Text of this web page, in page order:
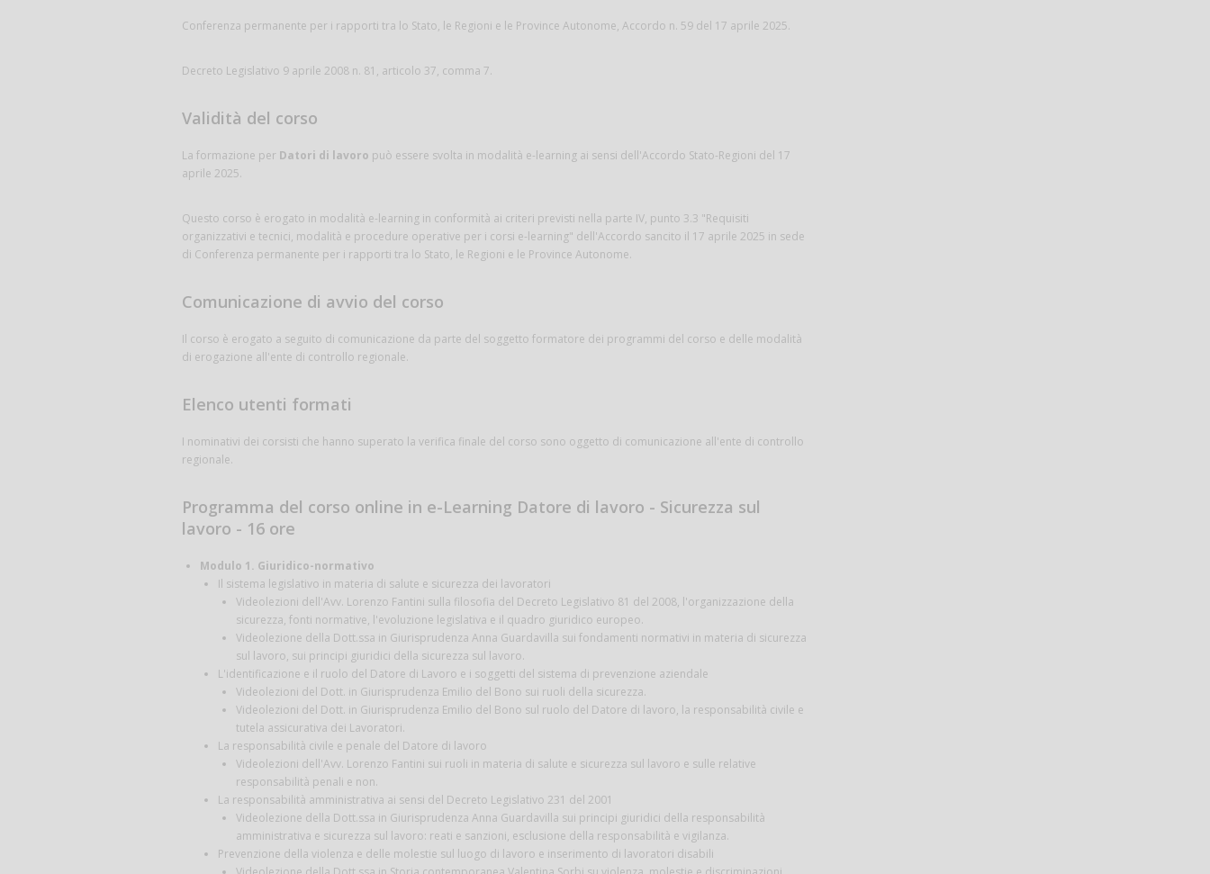
Conferenza permanente per i rapporti tra lo Stato, le Regioni e le Province Autonome, Accordo n. 59 del 17 aprile 2025.
Decreto Legislativo 9 aprile 2008 n. 81, articolo 37, comma 7.
Validità del corso
La formazione per Datori di lavoro può essere svolta in modalità e-learning ai sensi dell'Accordo Stato-Regioni del 17
aprile 2025.
Questo corso è erogato in modalità e-learning in conformità ai criteri previsti nella parte IV, punto 3.3 "Requisiti
organizzativi e tecnici, modalità e procedure operative per i corsi e-learning" dell'Accordo sancito il 17 aprile 2025 in sede
di Conferenza permanente per i rapporti tra lo Stato, le Regioni e le Province Autonome.
Comunicazione di avvio del corso
Il corso è erogato a seguito di comunicazione da parte del soggetto formatore dei programmi del corso e delle modalità
di erogazione all'ente di controllo regionale.
Elenco utenti formati
I nominativi dei corsisti che hanno superato la verifica finale del corso sono oggetto di comunicazione all'ente di controllo
regionale.
Programma del corso online in e-Learning Datore di lavoro - Sicurezza sul
lavoro - 16 ore
Modulo 1. Giuridico-normativo
Il sistema legislativo in materia di salute e sicurezza dei lavoratori
Videolezioni dell'Avv. Lorenzo Fantini sulla filosofia del Decreto Legislativo 81 del 2008, l'organizzazione della
sicurezza, fonti normative, l'evoluzione legislativa e il quadro giuridico europeo.
Videolezione della Dott.ssa in Giurisprudenza Anna Guardavilla sui fondamenti normativi in materia di sicurezza
sul lavoro, sui principi giuridici della sicurezza sul lavoro.
L'identificazione e il ruolo del Datore di Lavoro e i soggetti del sistema di prevenzione aziendale
Videolezioni del Dott. in Giurisprudenza Emilio del Bono sui ruoli della sicurezza.
Videolezioni del Dott. in Giurisprudenza Emilio del Bono sul ruolo del Datore di lavoro, la responsabilità civile e
tutela assicurativa dei Lavoratori.
La responsabilità civile e penale del Datore di lavoro
Videolezioni dell'Avv. Lorenzo Fantini sui ruoli in materia di salute e sicurezza sul lavoro e sulle relative
responsabilità penali e non.
La responsabilità amministrativa ai sensi del Decreto Legislativo 231 del 2001
Videolezione della Dott.ssa in Giurisprudenza Anna Guardavilla sui principi giuridici della responsabilità
amministrativa e sicurezza sul lavoro: reati e sanzioni, esclusione della responsabilità e vigilanza.
Prevenzione della violenza e delle molestie sul luogo di lavoro e inserimento di lavoratori disabili